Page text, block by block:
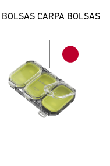
BOLSAS CARPA BOLSAS